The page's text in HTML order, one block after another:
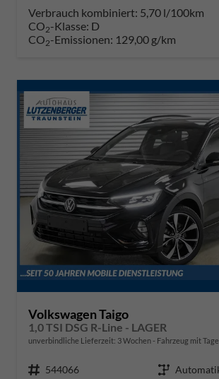
Verbrauch kombiniert: 5,70 l/100km
CO2-Klasse: D
CO2-Emissionen: 129,00 g/km
Volkswagen Taigo
1,0 TSI DSG R-Line - LAGER
unverbindliche Lieferzeit: 3 Wochen Fahrzeug mit
Fahrzeugnr. 544066 Getriebe